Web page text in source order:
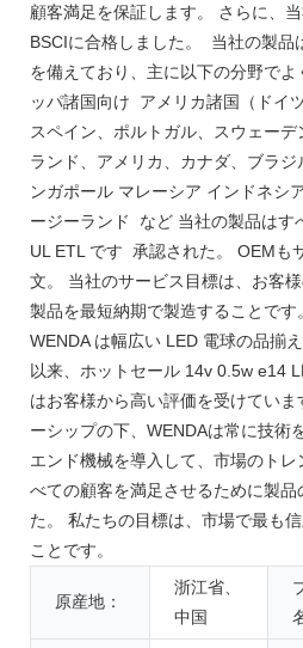
顧客満足を保証します。 さらに、
BSCIに合格しました。 当社の製品
を備えており、主に以下の分野で
ッパ諸国向け アメリカ諸国（ドイ
スペイン、ポルトガル、スウェー
ランド、アメリカ、カナダ、ブラ
ンガポール マレーシア インドネシ
ージーランド など 当社の製品はす
UL ETL です 承認された。 OEMも
文。 当社のサービス目標は、お客
製品を最短納期で製造することです。
WENDA は幅広い LED 電球の品揃
以来、ホットセール 14v 0.5w e14
はお客様から高い評価を受けてい
ーシップの下、WENDAは常に技術
エンド機械を導入して、市場のト
べての顧客を満足させるために製
た。 私たちの目標は、市場で最も
ことです。
原産地：
浙江省、
中国